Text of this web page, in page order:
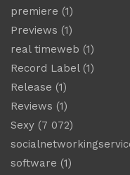
premiere (1)
Previews (1)
real timeweb (1)
Record Label(1)
Release (1)
Reviews (1)
Sexy (7 072)
software (1)